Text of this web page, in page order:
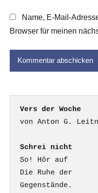
Name, E-Mail-
Browser für meinen
Vers der Woche
Schrei nicht
So! Hör auf
Die Ruhe der
Gegenstände.